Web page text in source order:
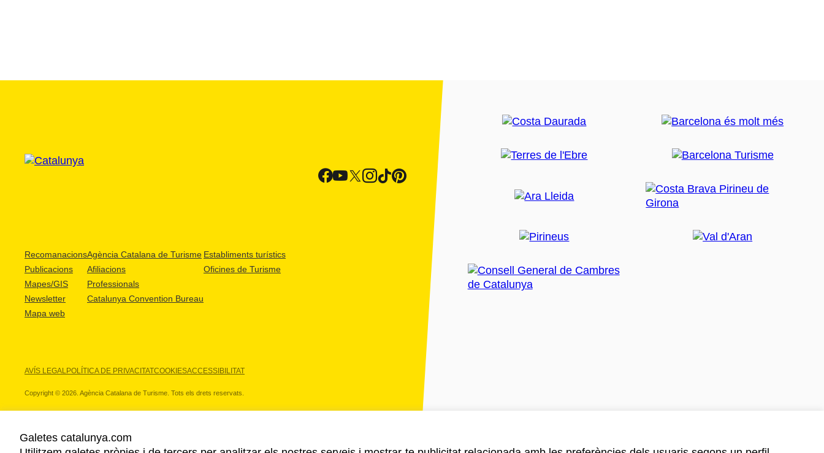
Recomanacions
Publicacions
Mapes/GIS
Newsletter
Mapa web
Agència Catalana de Turisme
Afiliacions
Professionals
Catalunya Convention Bureau
Establiments turístics
Oficines de Turisme
AVÍS LEGALPOLÍTICA DE PRIVACITATCOOKIESACCESSIBILITAT
Copyright © 2026. Agència Catalana de Turisme. Tots els drets reservats.
Galetes catalunya.com